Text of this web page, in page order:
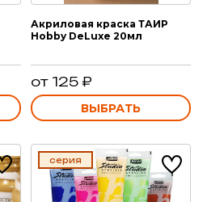
Акриловая краска ТАИР
Hobby DeLuxe 20мл
от 125 ₽
ВЫБРАТЬ
серия